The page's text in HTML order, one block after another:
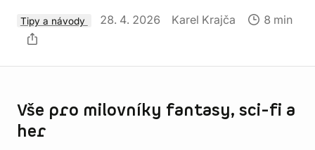
Tipy a návody 28. 4. 2026 Karel Krajča 8 min
Vše pro milovníky fantasy, sci-fi a
her